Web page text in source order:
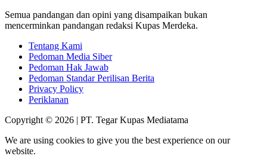
Semua pandangan dan opini yang disampaikan bukan
mencerminkan pandangan redaksi Kupas Merdeka.
Tentang Kami
Pedoman Media Siber
Pedoman Hak Jawab
Pedoman Standar Perilisan Berita
Privacy Policy
Periklanan
Copyright © 2026 | PT. Tegar Kupas Mediatama
We are using cookies to give you the best experience on our
website.